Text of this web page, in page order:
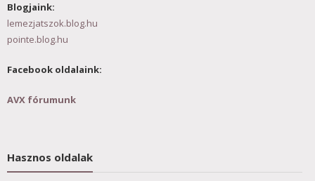
Blogjaink:
lemezjatszok.blog.hu
pointe.blog.hu
Facebook oldalaink:
AVX fórumunk
Hasznos oldalak